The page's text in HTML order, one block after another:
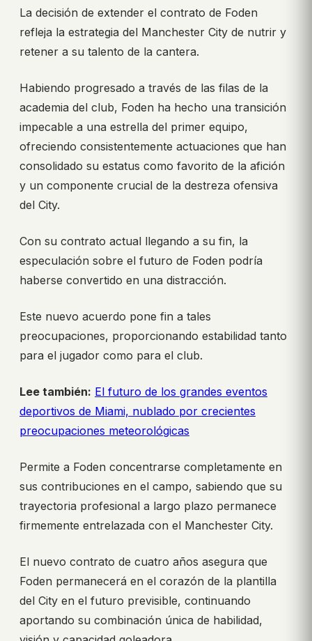
La decisión de extender el contrato de Foden
refleja la estrategia del Manchester City de nutrir y
retener a su talento de la cantera.
Habiendo progresado a través de las filas de la
academia del club, Foden ha hecho una transición
impecable a una estrella del primer equipo,
ofreciendo consistentemente actuaciones que han
consolidado su estatus como favorito de la afición
y un componente crucial de la destreza ofensiva
del City.
Con su contrato actual llegando a su fin, la
especulación sobre el futuro de Foden podría
haberse convertido en una distracción.
Este nuevo acuerdo pone fin a tales
preocupaciones, proporcionando estabilidad tanto
para el jugador como para el club.
Lee también: El futuro de los grandes eventos
deportivos de Miami, nublado por crecientes
preocupaciones meteorológicas
Permite a Foden concentrarse completamente en
sus contribuciones en el campo, sabiendo que su
trayectoria profesional a largo plazo permanece
firmemente entrelazada con el Manchester City.
El nuevo contrato de cuatro años asegura que
Foden permanecerá en el corazón de la plantilla
del City en el futuro previsible, continuando
aportando su combinación única de habilidad,